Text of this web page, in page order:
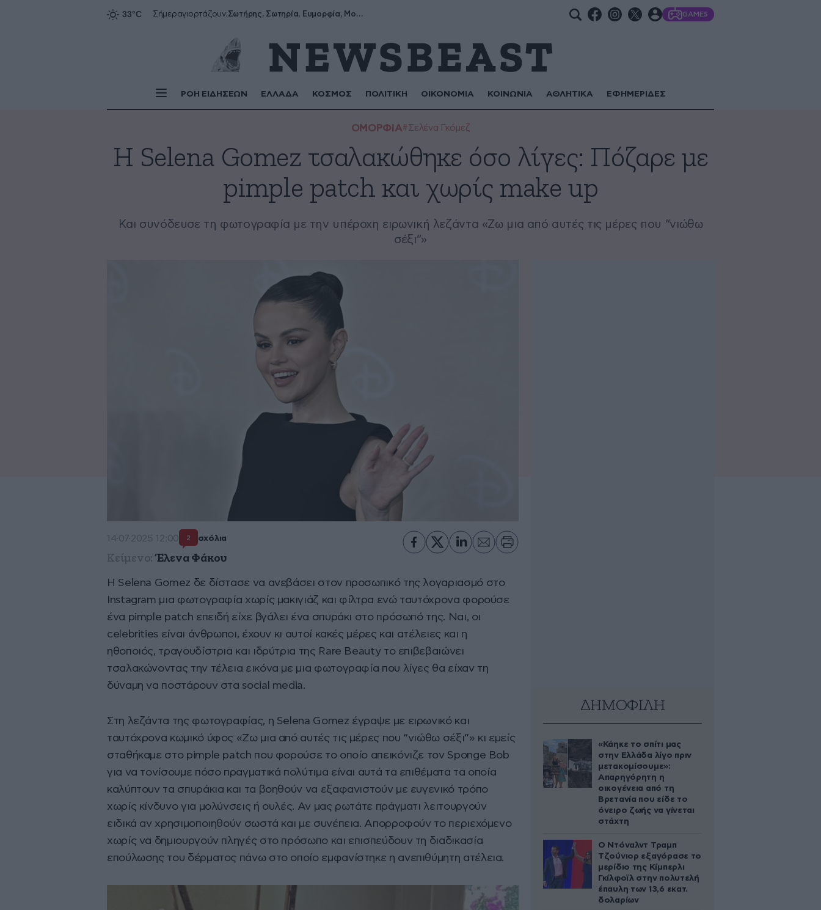
Σήμεραγιορτάζουν: Σωτήρης, Σωτηρία, Ευμορφία, Μορφούλα GAMES
ΡΟΗ ΕΙΔΗΣΕΩΝ ΕΛΛΑΔΑ ΚΟΣΜΟΣ ΠΟΛΙΤΙΚΗ ΟΙΚΟΝΟΜΙΑ ΚΟΙΝΩΝΙΑ ΑΘΛΗΤΙΚΑ ΕΦΗΜΕΡΙΔΕΣ
ΟΜΟΡΦΙΑ#Σελένα Γκόμεζ
H Selena Gomez τσαλακώθηκε όσο λίγες: Πόζαρε με
pimple patch και χωρίς make up
Kαι συνόδευσε τη φωτογραφία με την υπέροχη ειρωνική λεζάντα «Ζω μια από αυτές τις μέρες που “νιώθω
σέξι”»
14·07·2025 12:00 2 σχόλια
Κείμενο: Έλενα Φάκου
H Selena Gomez δε δίστασε να ανεβάσει στον προσωπικό της λογαριασμό στο
Instagram μια φωτογραφία χωρίς μακιγιάζ και φίλτρα ενώ ταυτόχρονα φορούσε
ένα pimple patch επειδή είχε βγάλει ένα σπυράκι στο πρόσωπό της. Ναι, οι
celebrities είναι άνθρωποι, έχουν κι αυτοί κακές μέρες και ατέλειες και η
ηθοποιός, τραγουδίστρια και ιδρύτρια της Rare Beauty το επιβεβαιώνει
τσαλακώνοντας την τέλεια εικόνα με μια φωτογραφία που λίγες θα είχαν τη
δύναμη να ποστάρουν στα social media.
Στη λεζάντα της φωτογραφίας, η Selena Gomez έγραψε με ειρωνικό και
ταυτόχρονα κωμικό ύφος «Ζω μια από αυτές τις μέρες που “νιώθω σέξι”» κι εμείς
σταθήκαμε στο pimple patch που φορούσε το οποίο απεικόνιζε τον Sponge Bob
για να τονίσουμε πόσο πραγματικά πολύτιμα είναι αυτά τα επιθέματα τα οποία
καλύπτουν τα σπυράκια και τα βοηθούν να εξαφανιστούν με ευγενικό τρόπο
χωρίς κίνδυνο για μολύνσεις ή ουλές. Αν μας ρωτάτε πράγματι λειτουργούν
ειδικά αν χρησιμοποιηθούν σωστά και με συνέπεια. Απορροφούν το περιεχόμενο
χωρίς να δημιουργούν πληγές στο πρόσωπο και επισπεύδουν τη διαδικασία
επούλωσης του δέρματος πάνω στο οποίο εμφανίστηκε η ανεπιθύμητη ατέλεια.
ΔΗΜΟΦΙΛΗ
«Κάηκε το σπίτι μας
στην Ελλάδα λίγο πριν
μετακομίσουμε»:
Απαρηγόρητη η
οικογένεια από τη
Βρετανία που είδε το
όνειρο ζωής να γίνεται
στάχτη
Ο Ντόναλντ Τραμπ
Τζούνιορ εξαγόρασε το
μερίδιο της Κίμπερλι
Γκίλφοϊλ στην πολυτελή
έπαυλη των 13,6 εκατ.
δολαρίων